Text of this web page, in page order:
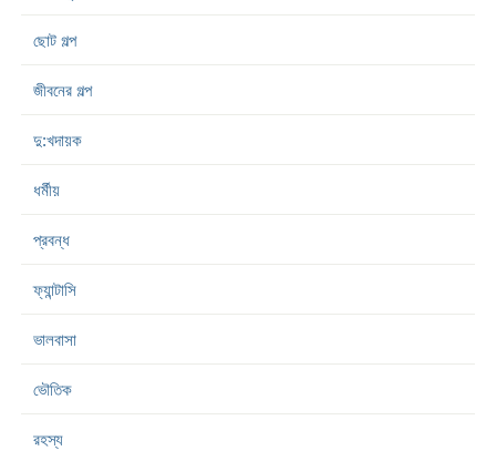
ছোট গল্প
জীবনের গল্প
দু:খদায়ক
ধর্মীয়
প্রবন্ধ
ফ্যান্টাসি
ভালবাসা
ভৌতিক
রহস্য